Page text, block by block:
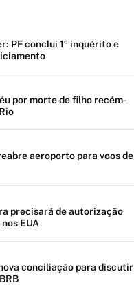
PF conclui 1º inquérito e
por morte de filho recém-
aeroporto para voos de
precisará de autorização
EUA
conciliação para discutir